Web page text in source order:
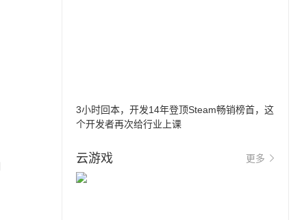
3小时回本，开发14年登顶Steam畅销榜首，这
个开发者再次给行业上课
云游戏 更多